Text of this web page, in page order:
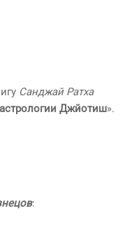
Санджай Ратха
Джйотиш».
: